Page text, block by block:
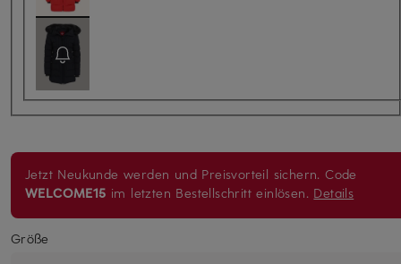
Jetzt Neukunde werden und Preisvorteil sichern. Code
WELCOME15 im letzten Bestellschritt einlösen. Details
Größe